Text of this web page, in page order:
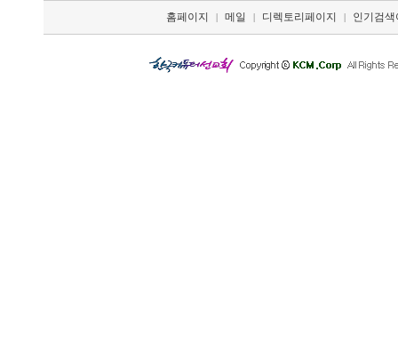
홈페이지 | 메일 | 디렉토리페이지 | 인기검색